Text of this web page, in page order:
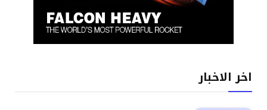
اخر الاخبار